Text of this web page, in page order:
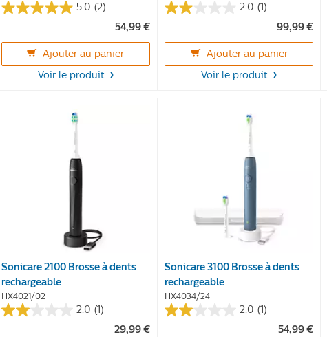
5.0 (2)
5.0
5
étoiles.
54,99 €
Ajouter au panier
Voir le produit
2.0 (1)
2.0
5
étoiles.
99,99 €
Ajouter au panier
Voir le produit
Sonicare 2100 Brosse à dents
rechargeable
HX4021/02
2.0 (1)
2.0
29,99 €
Sonicare 3100 Brosse à dents
rechargeable
HX4034/24
2.0 (1)
2.0
54,99 €